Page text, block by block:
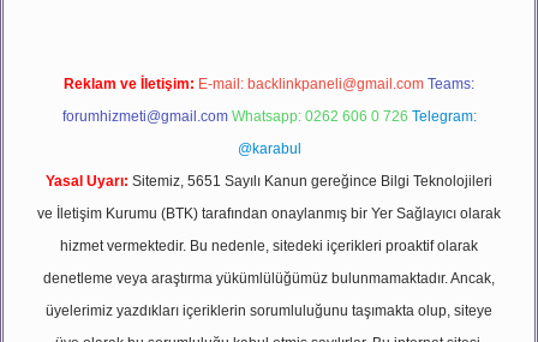
Reklam ve İletişim: E-mail: backlinkpaneli@gmail.com Teams:
forumhizmeti@gmail.com Whatsapp: 0262 606 0 726 Telegram:
@karabul
Yasal Uyarı: Sitemiz, 5651 Sayılı Kanun gereğince Bilgi Teknolojileri
ve İletişim Kurumu (BTK) tarafından onaylanmış bir Yer Sağlayıcı olarak
hizmet vermektedir. Bu nedenle, sitedeki içerikleri proaktif olarak
denetleme veya araştırma yükümlülüğümüz bulunmamaktadır. Ancak,
üyelerimiz yazdıkları içeriklerin sorumluluğunu taşımakta olup, siteye